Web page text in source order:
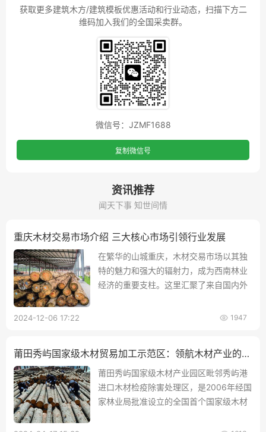
获取更多建筑木方/建筑模板优惠活动和行业动态，扫描下方二
维码加入我们的全国采卖群。
微信号：JZMF1688
复制微信号
资讯推荐
闻天下事 知世间情
重庆木材交易市场介绍 三大核心市场引领行业发展
在繁华的山城重庆，木材交易市场以其独
特的魅力和强大的辐射力，成为西南林业
经济的重要支柱。这里汇聚了来自国内外
2024-12-06 17:22 1947
莆田秀屿国家级木材贸易加工示范区：领航木材产业的绿色生态园区
莆田秀屿国家级木材产业园区毗邻秀屿港
进口木材检疫除害处理区，是2006年经国
家林业局批准设立的全国首个国家级木材